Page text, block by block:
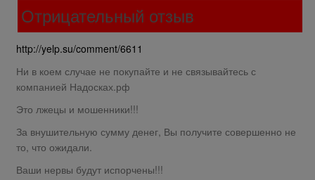
Отрицательный отзыв
http://yelp.su/comment/6611
Ни в коем случае не покупайте и не связывайтесь с
компанией Надосках.рф
Это лжецы и мошенники!!!
За внушительную сумму денег, Вы получите совершенно не
то, что ожидали.
Ваши нервы будут испорчены!!!